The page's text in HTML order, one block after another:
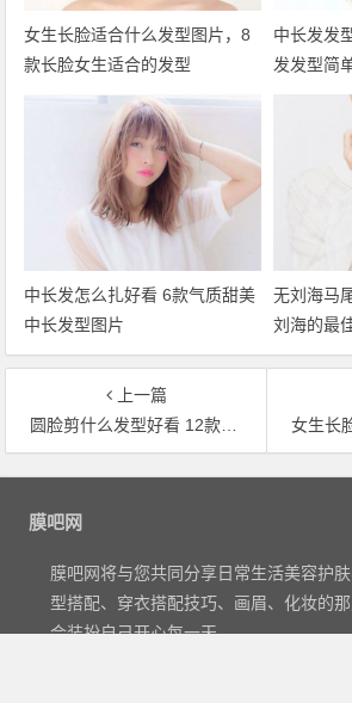
女生长脸适合什么发型图片，8
款长脸女生适合的发型
中长发发
发发型简
中长发怎么扎好看 6款气质甜美
中长发型图片
无刘海马
刘海的最
上一篇
圆脸剪什么发型好看 12款圆脸发型图片
女生长脸适合什
文章导航
膜吧网
膜吧网将与您共同分享日常生活美容护
型搭配、穿衣搭配技巧、画眉、化妆的
会装扮自己开心每一天。